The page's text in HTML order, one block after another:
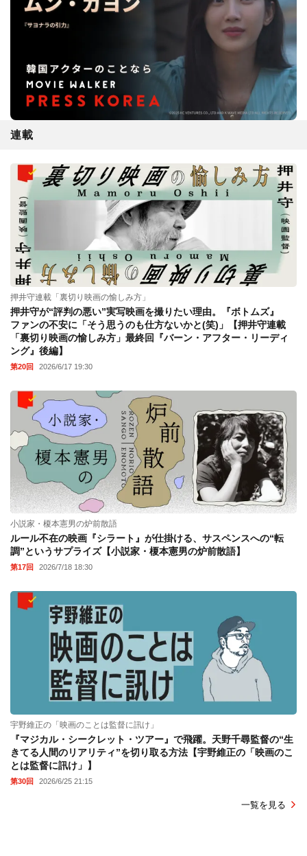
連載
押井守連載「裏切り映画の愉しみ方」
押井守が“評判の悪い”実写映画を撮りたい理由。『ボトムズ』
ファンの不安に「そう思うのも仕方ないかと(笑)」【押井守連載
「裏切り映画の愉しみ方」最終回『バーン・アフター・リーディ
ング』後編】
第20回 2026/6/17 19:30
小説家・榎本憲男の炉前散語
ルール不在の映画『シラート』が仕掛ける、サスペンスへの“転
調”というサプライズ【小説家・榎本憲男の炉前散語】
第17回 2026/7/18 18:30
宇野維正の「映画のことは監督に訊け」
『マジカル・シークレット・ツアー』で飛躍。天野千尋監督の“生
きてる人間のリアリティ”を切り取る方法【宇野維正の「映画のこ
とは監督に訊け」】
第30回 2026/6/25 21:15
一覧を見る